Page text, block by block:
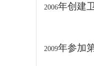
2006年创建
2009年参加